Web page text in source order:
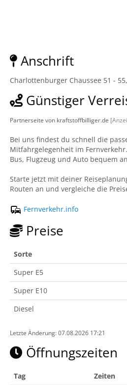
Anschrift
Charlottenburger Chaussee 51 -
Günstiger
Partnerseite von kraftstoffbilliger.de
Bei uns findest du schnell die
Mitfahrgelegenheit im
Bus, Flugzeug und Auto bequem
Starte jetzt mit deiner
Routen an und vergleiche die
Fernverkehr.info
Preise
Sorte
Super E5
Super E10
Diesel
Letzte Änderung: 07.08.2026 17:21
Öffnungszeiten
Tag
Zeiten